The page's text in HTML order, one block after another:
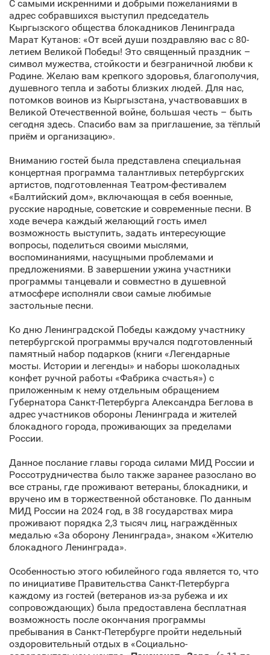
С самыми искренними и добрыми пожеланиями в
адрес собравшихся выступил председатель
Кыргызского общества блокадников Ленинграда
Марат Кутанов: «От всей души поздравляю вас с 80-
летием Великой Победы! Это священный праздник –
символ мужества, стойкости и безграничной любви к
Родине. Желаю вам крепкого здоровья, благополучия,
душевного тепла и заботы близких людей. Для нас,
потомков воинов из Кыргызстана, участвовавших в
Великой Отечественной войне, большая честь – быть
сегодня здесь. Спасибо вам за приглашение, за тёплый
приём и организацию».
Вниманию гостей была представлена специальная
концертная программа талантливых петербургских
артистов, подготовленная Театром-фестивалем
«Балтийский дом», включающая в себя военные,
русские народные, советские и современные песни. В
ходе вечера каждый желающий гость имел
возможность выступить, задать интересующие
вопросы, поделиться своими мыслями,
воспоминаниями, насущными проблемами и
предложениями. В завершении ужина участники
программы танцевали и совместно в душевной
атмосфере исполняли свои самые любимые
застольные песни.
Ко дню Ленинградской Победы каждому участнику
петербургской программы вручался подготовленный
памятный набор подарков (книги «Легендарные
мосты. Истории и легенды» и наборы шоколадных
конфет ручной работы «Фабрика счастья») с
приложенным к нему отдельным обращением
Губернатора Санкт‑Петербурга Александра Беглова в
адрес участников обороны Ленинграда и жителей
блокадного города, проживающих за пределами
России.
Данное послание главы города силами МИД России и
Россотрудничества было также заранее разослано во
все страны, где проживают ветераны, блокадники, и
вручено им в торжественной обстановке. По данным
МИД России на 2024 год, в 38 государствах мира
проживают порядка 2,3 тысяч лиц, награждённых
медалью «За оборону Ленинграда», знаком «Жителю
блокадного Ленинграда».
Особенностью этого юбилейного года является то, что
по инициативе Правительства Санкт‑Петербурга
каждому из гостей (ветеранов из-за рубежа и их
сопровождающих) была предоставлена бесплатная
возможность после окончания программы
пребывания в Санкт‑Петербурге пройти недельный
оздоровительный отдых в «Социально-